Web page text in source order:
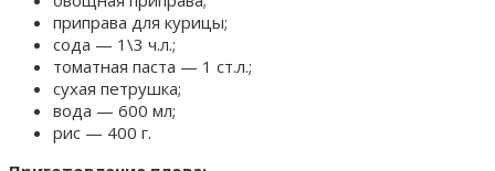
приправа для курицы;
сода — 1\3 ч.л.;
томатная паста — 1 ст.л.;
сухая петрушка;
вода — 600 мл;
рис — 400 г.